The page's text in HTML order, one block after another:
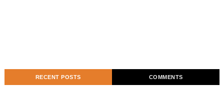
RECENT POSTS COMMENTS